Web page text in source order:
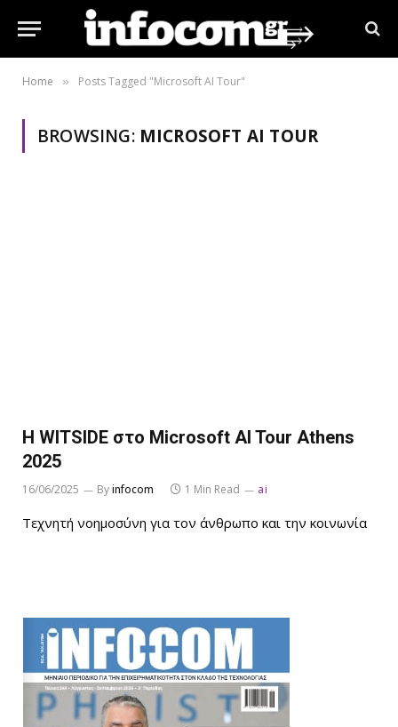
Home » Posts Tagged "Microsoft AI Tour"
BROWSING: MICROSOFT AI TOUR
Η WITSIDE στο Microsoft AI Tour Athens
2025
16/06/2025 Byinfocom 1 Min Read ai
Τεχνητή νοημοσύνη για τον άνθρωπο και την κοινωνία